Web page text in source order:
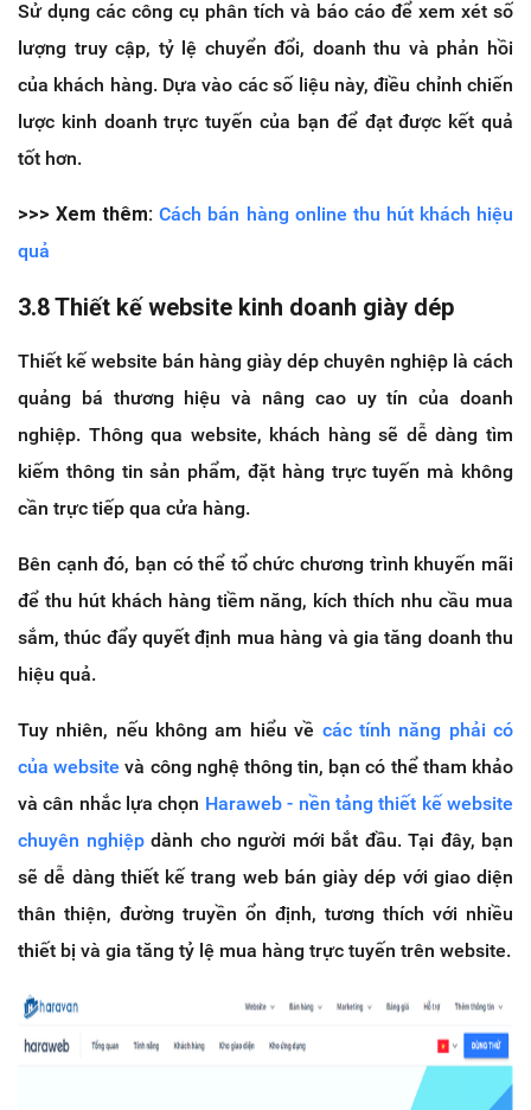
Sử dụng các công cụ phân tích và báo cáo để xem xét số
lượng truy cập, tỷ lệ chuyển đổi, doanh thu và phản hồi
của khách hàng. Dựa vào các số liệu này, điều chỉnh chiến
lược kinh doanh trực tuyến của bạn để đạt được kết quả
tốt hơn.
>>> Xem thêm:Cách bán hàng online thu hút khách hiệu
quả
3.8 Thiết kế website kinh doanh giày dép
Thiết kế website bán hàng giày dép chuyên nghiệp là cách
quảng bá thương hiệu và nâng cao uy tín của doanh
nghiệp. Thông qua website, khách hàng sẽ dễ dàng tìm
kiếm thông tin sản phẩm, đặt hàng trực tuyến mà không
cần trực tiếp qua cửa hàng.
Bên cạnh đó, bạn có thể tổ chức chương trình khuyến mãi
để thu hút khách hàng tiềm năng, kích thích nhu cầu mua
sắm, thúc đẩy quyết định mua hàng và gia tăng doanh thu
hiệu quả.
Tuy nhiên, nếu không am hiểu về các tính năng phải có
của website và công nghệ thông tin, bạn có thể tham khảo
và cân nhắc lựa chọn Haraweb - nền tảng thiết kế website
chuyên nghiệpdành cho người mới bắt đầu. Tại đây, bạn
sẽ dễ dàng thiết kế trang web bán giày dép với giao diện
thân thiện, đường truyền ổn định, tương thích với nhiều
thiết bị và gia tăng tỷ lệ mua hàng trực tuyến trên website.